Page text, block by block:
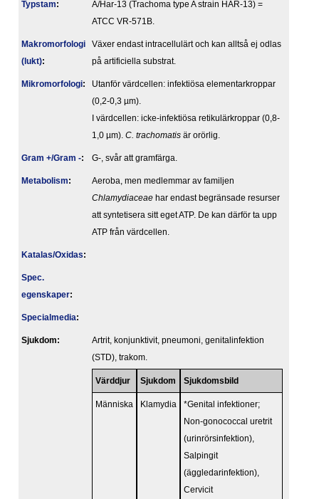
Typstam:
A/Har-13 (Trachoma type A strain HAR-13) =
ATCC VR-571B.
Makromorfologi
(lukt):
Växer endast intracellulärt och kan alltså ej odlas
på artificiella substrat.
Mikromorfologi:
Utanför värdcellen: infektiösa elementarkroppar
(0,2-0,3 µm).
I värdcellen: icke-infektiösa retikulärkroppar (0,8-
1,0 µm). C. trachomatis är orörlig.
Gram +/Gram -: G-, svår att gramfärga.
Metabolism:
Aeroba, men medlemmar av familjen
Chlamydiaceae har endast begränsade resurser
att syntetisera sitt eget ATP. De kan därför ta upp
ATP från värdcellen.
Katalas/Oxidas:
Spec.
egenskaper:
Specialmedia:
Sjukdom:
Artrit, konjunktivit, pneumoni, genitalinfektion
(STD), trakom.
Värddjur Sjukdom Sjukdomsbild
Människa Klamydia
*Genital infektioner;
Non-gonococcal uretrit
(urinrörsinfektion),
Salpingit
(äggledarinfektion),
Cervicit